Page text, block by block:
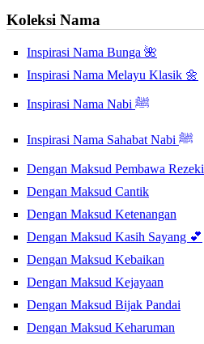
Koleksi Nama
Inspirasi Nama Bunga 🌺
Inspirasi Nama Melayu Klasik 🌼
Inspirasi Nama Nabi ﷺ
Inspirasi Nama Sahabat Nabi ﷺ
Dengan Maksud Pembawa Rezeki
Dengan Maksud Cantik
Dengan Maksud Ketenangan
Dengan Maksud Kasih Sayang 💕
Dengan Maksud Kebaikan
Dengan Maksud Kejayaan
Dengan Maksud Bijak Pandai
Dengan Maksud Keharuman